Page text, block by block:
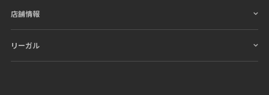
店舗情報
リーガル